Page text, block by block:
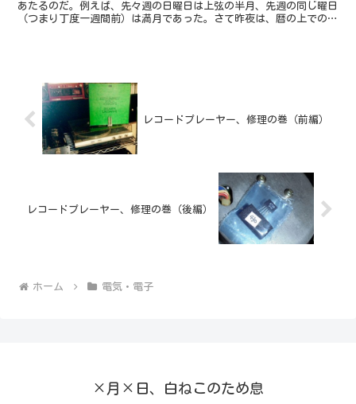
あたるのだ。例えば、先々週の日曜日は上弦の半月、先週の同じ曜日
（つまり丁度一週間前）は満月であった。さて昨夜は、暦の上での月
レコードプレーヤー、修理の巻（前編）
レコードプレーヤー、修理の巻（後編）
ホーム 電気・電子
×月×日、白ねこのため息